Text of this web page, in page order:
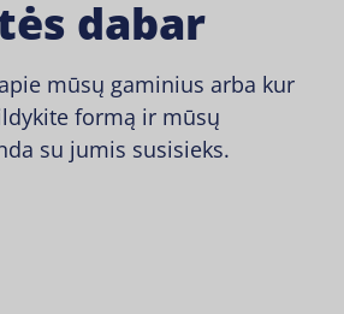
dabar
mūsų gaminius arba kur
formą ir mūsų
su jumis susisieks.